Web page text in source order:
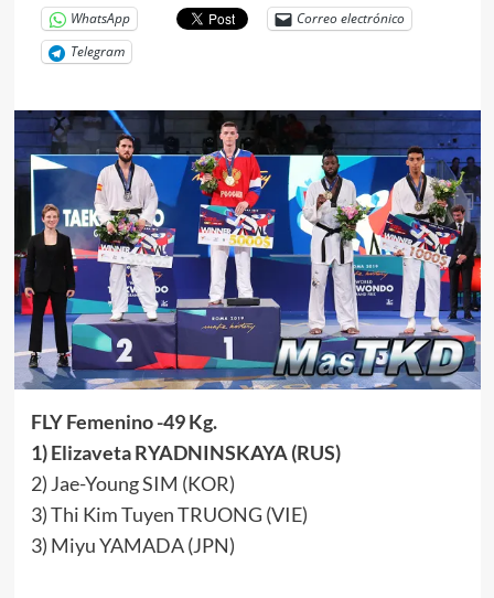
WhatsApp
Correo electrónico
Telegram
FLY Femenino -49 Kg.
1) Elizaveta RYADNINSKAYA (RUS)
2) Jae-Young SIM (KOR)
3) Thi Kim Tuyen TRUONG (VIE)
3) Miyu YAMADA (JPN)